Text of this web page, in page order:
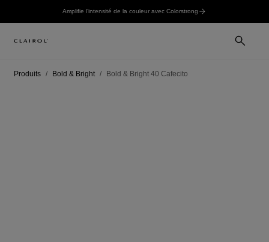
Amplifie l’intensité de la couleur avec Colorstrong
Produits Bold & Bright Bold & Bright 40 Cafecito